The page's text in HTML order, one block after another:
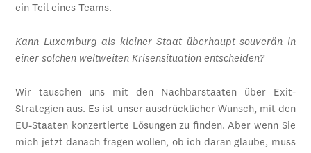
ein Teil eines Teams.
Kann Luxemburg als kleiner Staat überhaupt souverän in
einer solchen weltweiten Krisensituation entscheiden?
Wir tauschen uns mit den Nachbarstaaten über Exit-
Strategien aus. Es ist unser ausdrücklicher Wunsch, mit den
EU-Staaten konzertierte Lösungen zu finden. Aber wenn Sie
mich jetzt danach fragen wollen, ob ich daran glaube, muss